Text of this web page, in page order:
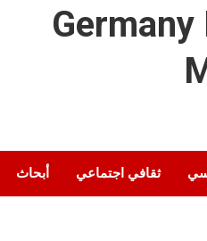
Germany
ثقافي اجتماعي أبحاث